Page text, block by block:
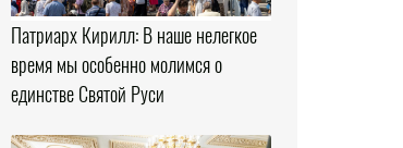
Патриарх Кирилл: В наше нелегкое
время мы особенно молимся о
единстве Святой Руси